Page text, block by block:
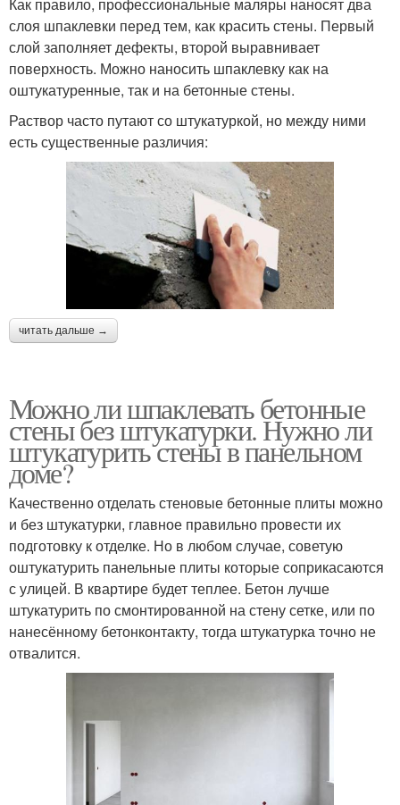
слоя шпаклевки перед тем, как красить стены. Первый
слой заполняет дефекты, второй выравнивает
поверхность. Можно наносить шпаклевку как на
оштукатуренные, так и на бетонные стены.
Раствор часто путают со штукатуркой, но между ними
есть существенные различия:
читать дальше →
Можно ли шпаклевать бетонные
стены без штукатурки. Нужно ли
штукатурить стены в панельном
доме?
Качественно отделать стеновые бетонные плиты можно
и без штукатурки, главное правильно провести их
подготовку к отделке. Но в любом случае, советую
оштукатурить панельные плиты которые соприкасаются
с улицей. В квартире будет теплее. Бетон лучше
штукатурить по смонтированной на стену сетке, или по
нанесённому бетонконтакту, тогда штукатурка точно не
отвалится.